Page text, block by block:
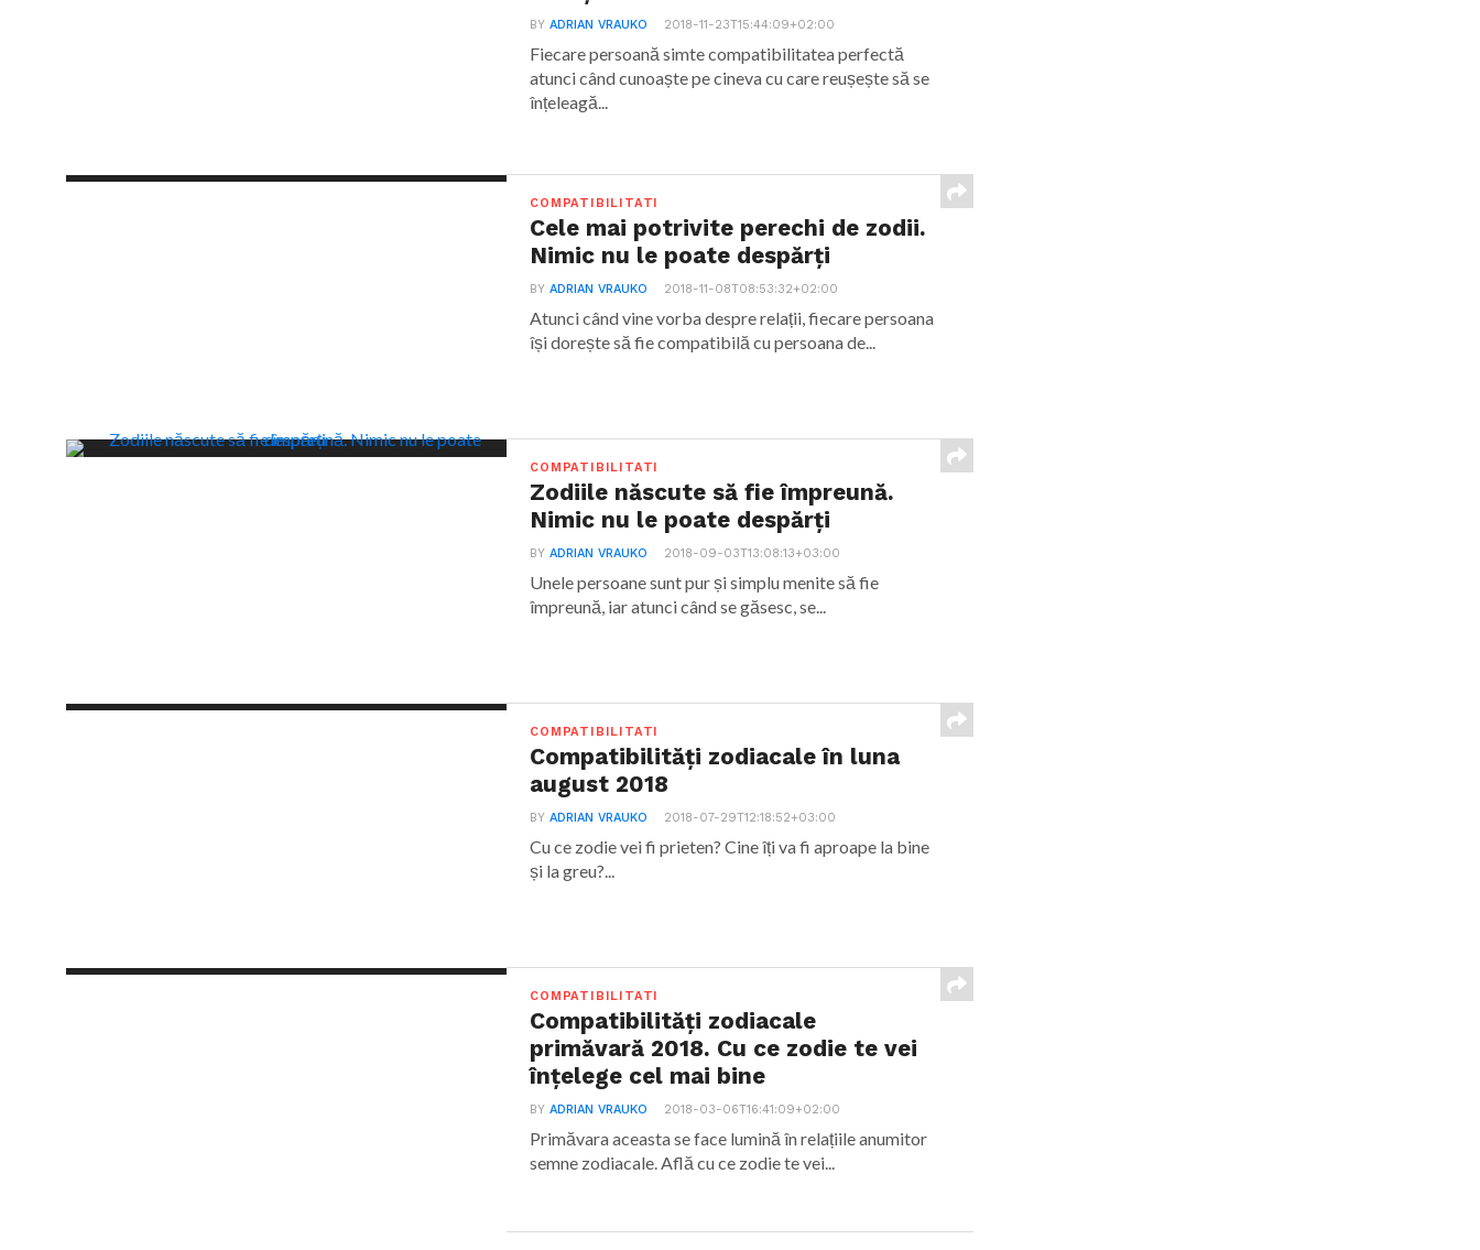
BYADRIAN VRAUKO 2018-11-23T15:44:09+02:00
Fiecare persoană simte compatibilitatea perfectă
atunci când cunoaște pe cineva cu care reușește să se
înțeleagă...
COMPATIBILITATI
Cele mai potrivite perechi de zodii.
Nimic nu le poate despărți
BYADRIAN VRAUKO 2018-11-08T08:53:32+02:00
Atunci când vine vorba despre relații, fiecare persoana
își dorește să fie compatibilă cu persoana de...
COMPATIBILITATI
Zodiile născute să fie împreună.
Nimic nu le poate despărți
BYADRIAN VRAUKO 2018-09-03T13:08:13+03:00
Unele persoane sunt pur și simplu menite să fie
împreună, iar atunci când se găsesc, se...
COMPATIBILITATI
Compatibilități zodiacale în luna
august 2018
BYADRIAN VRAUKO 2018-07-29T12:18:52+03:00
Cu ce zodie vei fi prieten? Cine îți va fi aproape la bine
și la greu?...
COMPATIBILITATI
Compatibilități zodiacale
primăvară 2018. Cu ce zodie te vei
înțelege cel mai bine
BYADRIAN VRAUKO 2018-03-06T16:41:09+02:00
Primăvara aceasta se face lumină în relațiile anumitor
semne zodiacale. Află cu ce zodie te vei...